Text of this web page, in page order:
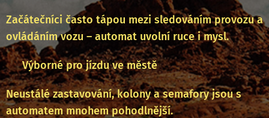
Začátečníci často tápou mezi sledováním provozu a
ovládáním vozu – automat uvolní ruce i mysl.
✅ Výborné pro jízdu ve městě
Neustálé zastavování, kolony a semafory jsou s
automatem mnohem pohodlnější.